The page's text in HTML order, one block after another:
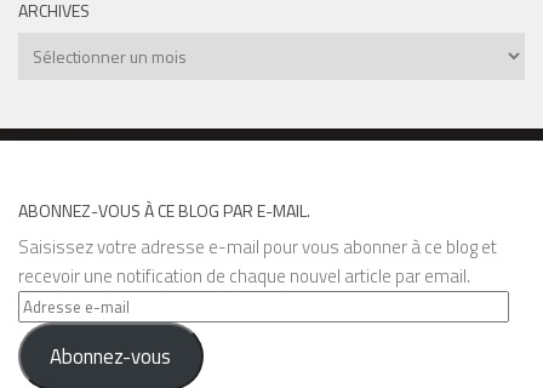
ARCHIVES
Archives
ABONNEZ-VOUS À CE BLOG PAR E-MAIL.
Saisissez votre adresse e-mail pour vous abonner à ce blog et
recevoir une notification de chaque nouvel article par email.
Adresse
e-
mail Abonnez-vous